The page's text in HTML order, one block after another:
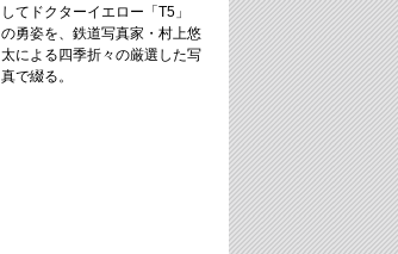
してドクターイエロー「T5」
の勇姿を、鉄道写真家・村上悠
太による四季折々の厳選した写
真で綴る。